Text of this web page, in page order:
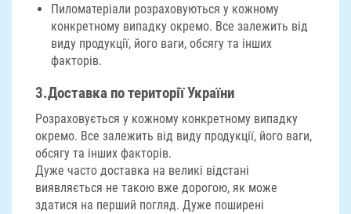
Пиломатеріали розраховуються у кожному
конкретному випадку окремо. Все залежить від
виду продукції, його ваги, обсягу та інших
факторів.
3.Доставка по території України
Розраховується у кожному конкретному випадку
окремо. Все залежить від виду продукції, його ваги,
обсягу та інших факторів.
Дуже часто доставка на великі відстані
виявляється не такою вже дорогою, як може
здатися на перший погляд. Дуже поширені